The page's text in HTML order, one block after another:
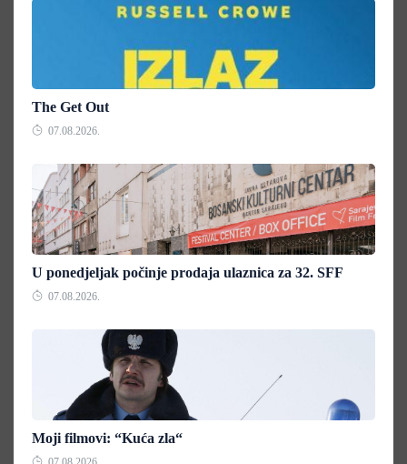
The Get Out
07.08.2026.
U ponedjeljak počinje prodaja ulaznica za 32. SFF
07.08.2026.
Moji filmovi: “Kuća zla“